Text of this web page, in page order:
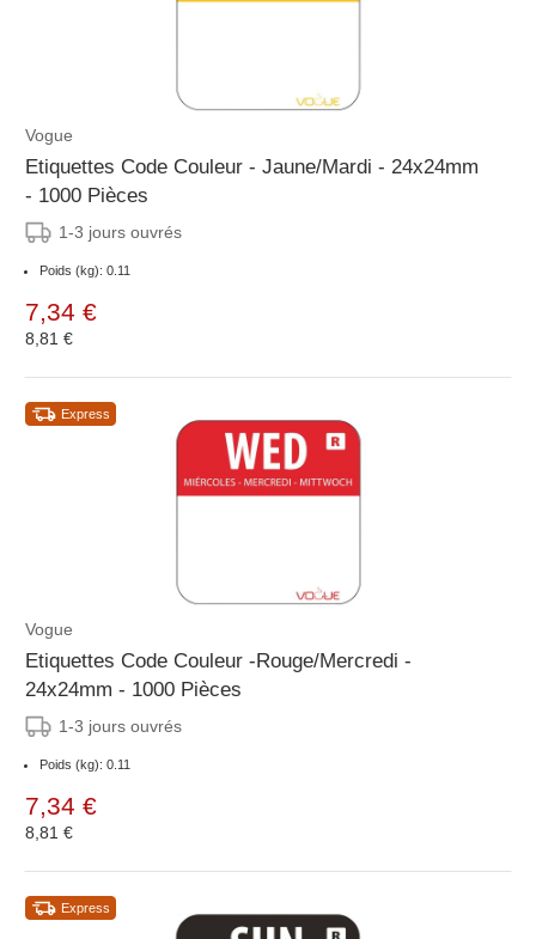
Vogue
Etiquettes Code Couleur - Jaune/Mardi - 24x24mm
- 1000 Pièces
1-3 jours ouvrés
Poids (kg): 0.11
7,34 €
8,81 €
Express
Vogue
Etiquettes Code Couleur -Rouge/Mercredi -
24x24mm - 1000 Pièces
1-3 jours ouvrés
Poids (kg): 0.11
7,34 €
8,81 €
Express